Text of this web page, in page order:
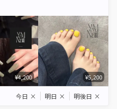
¥4,200 ¥5,200
今日 × 明日 × 明後日 ×